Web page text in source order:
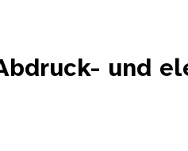
und